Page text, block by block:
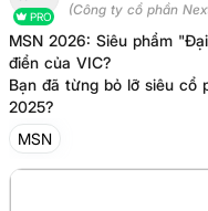
PRO (Công ty cổ phần
MSN 2026: Siêu phẩm
điển của VIC?
Bạn đã từng bỏ lỡ siêu cổ
2025?
MSN